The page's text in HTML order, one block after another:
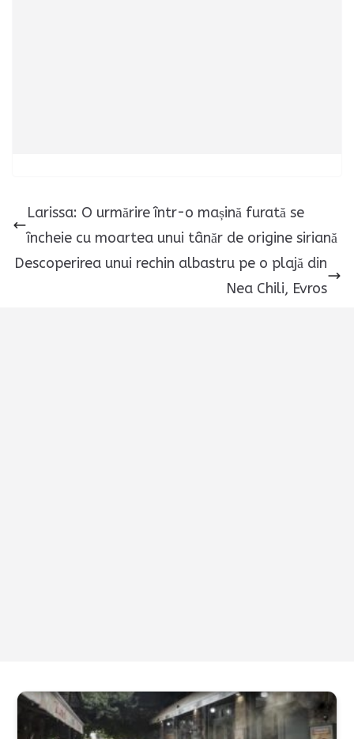
Larissa: O urmărire într-o mașină furată se
încheie cu moartea unui tânăr de origine siriană
Descoperirea unui rechin albastru pe o plajă din
Nea Chili, Evros